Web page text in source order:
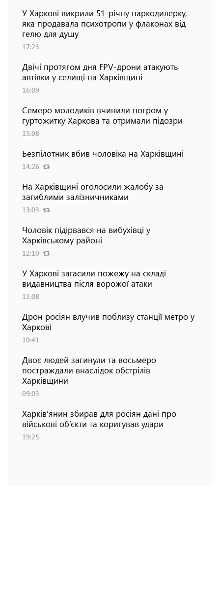
У Харкові викрили 51-річну наркодилерку,
яка продавала психотропи у флаконах від
гелю для душу
17:23
Двічі протягом дня FPV-дрони атакують
автівки у селищі на Харківщині
16:09
Семеро молодиків вчинили погром у
гуртожитку Харкова та отримали підозри
15:08
Безпілотник вбив чоловіка на Харківщині
14:26
На Харківщині оголосили жалобу за
загиблими залізничниками
13:03
Чоловік підірвався на вибухівці у
Харківському районі
12:10
У Харкові загасили пожежу на складі
видавництва після ворожої атаки
11:08
Дрон росіян влучив поблизу станції метро у
Харкові
10:41
Двоє людей загинули та восьмеро
постраждали внаслідок обстрілів
Харківщини
09:03
Харків’янин збирав для росіян дані про
військові об’єкти та коригував удари
19:25